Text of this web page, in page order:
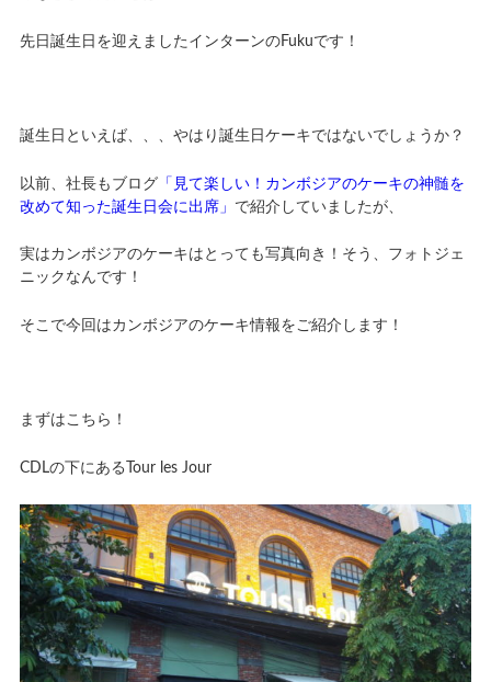
先日誕生日を迎えましたインターンのFukuです！
誕生日といえば、、、やはり誕生日ケーキではないでしょうか？
以前、社長もブログ「見て楽しい！カンボジアのケーキの神髄を
改めて知った誕生日会に出席」 で紹介していましたが、
実はカンボジアのケーキはとっても写真向き！そう、フォトジェ
ニックなんです！
そこで今回はカンボジアのケーキ情報をご紹介します！
まずはこちら！
CDLの下にあるTour les Jour